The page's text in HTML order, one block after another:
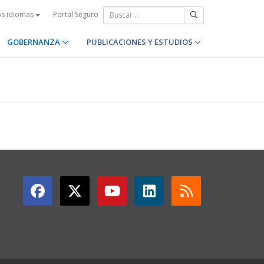
idiomas Portal Seguro
GOBERNANZA PUBLICACIONES Y ESTUDIOS